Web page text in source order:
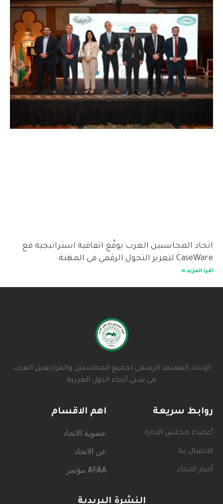
اتحاد المحاسبين العرب يوقّع اتفاقية استراتيجية مع
CaseWare لتعزيز التحول الرقمي في المهنة
اقرا المزيد »
الإتحاد المعتمد الرسمى لجميع المحاسبين والمراجعين العرب
فى شتى أنحاء الدول العربية
روابط سريعة
أعضاء مجلس الادارة
الاتصال بنا
أخبار الاتحاد
اهم الاقسام
عضوية الاتحاد
عن الاتحاد
AFAA مؤتمر
النشرة البريدية